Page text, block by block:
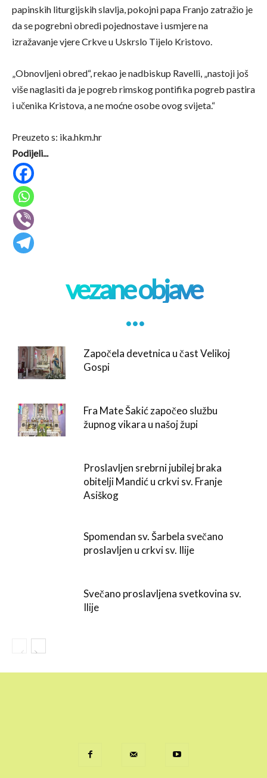
papinskih liturgijskih slavlja, pokojni papa Franjo zatražio je
da se pogrebni obredi pojednostave i usmjere na
izražavanje vjere Crkve u Uskrslo Tijelo Kristovo.
„Obnovljeni obred“, rekao je nadbiskup Ravelli, „nastoji još
više naglasiti da je pogreb rimskog pontifika pogreb pastira
i učenika Kristova, a ne moćne osobe ovog svijeta.“
Preuzeto s: ika.hkm.hr
Podijeli...
vezane objave
. . .
Započela devetnica u čast Velikoj
Gospi
Fra Mate Šakić započeo službu
župnog vikara u našoj župi
Proslavljen srebrni jubilej braka
obitelji Mandić u crkvi sv. Franje
Asiškog
Spomendan sv. Šarbela svečano
proslavljen u crkvi sv. Ilije
Svečano proslavljena svetkovina sv.
Ilije